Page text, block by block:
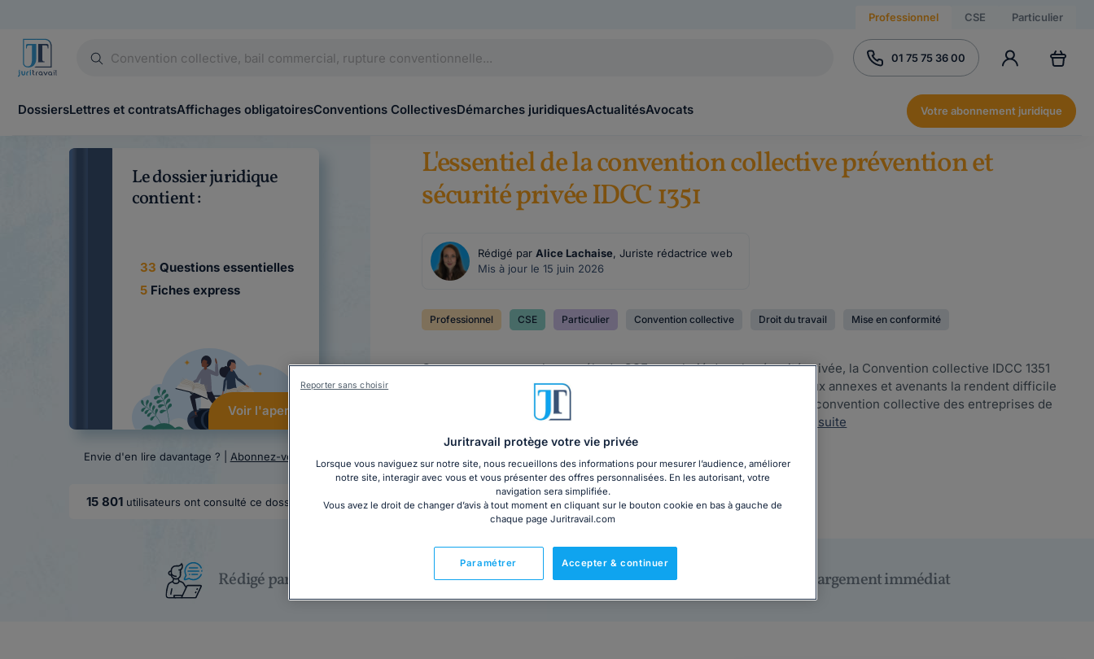
Professionnel CSE Particulier
01 75 75 36 00
DossiersLettres et contratsAffichages obligatoiresConventions CollectivesDémarches juridiquesActualitésAvocats Votre abonnement juridique
Le dossier juridique
contient :
33 Questions essentielles
5 Fiches express
Voir l'aperçu
Envie d'en lire davantage ? | Abonnez-vous
15 801 utilisateurs ont consulté ce dossier
L'essentiel de la convention collective prévention et
sécurité privée IDCC 1351
Rédigé par Alice Lachaise, Juriste rédactrice web
Mis à jour le 15 juin 2026
Professionnel CSE Particulier Convention collective Droit du travail Mise en conformité
Que vous soyez employeur, élu du CSE ou salarié dans la sécurité privée, la Convention collective IDCC 1351
est un document essentiel, mais son langage juridique, ses nombreux annexes et avenants la rendent difficile
à lire et à comprendre. Découvrez l'essentiel des dispositions de la convention collective des entreprises de
prévention et de sécurité dans notre dossier à télécharger !...
Lire la suite
25€ HT Ajouter au panier
Rédigé par un juriste Prêt à l'emploi Téléchargement immédiat
Juritravail protège votre vie privée
Lorsque vous naviguez sur notre site, nous recueillons des informations pour mesurer l’audience, améliorer
notre site, interagir avec vous et vous présenter des offres personnalisées. En les autorisant, votre
navigation sera simplifiée.
Vous avez le droit de changer d’avis à tout moment en cliquant sur le bouton cookie en bas à gauche de
chaque page Juritravail.com
Accepter & continuer
Paramétrer
Reporter sans choisir